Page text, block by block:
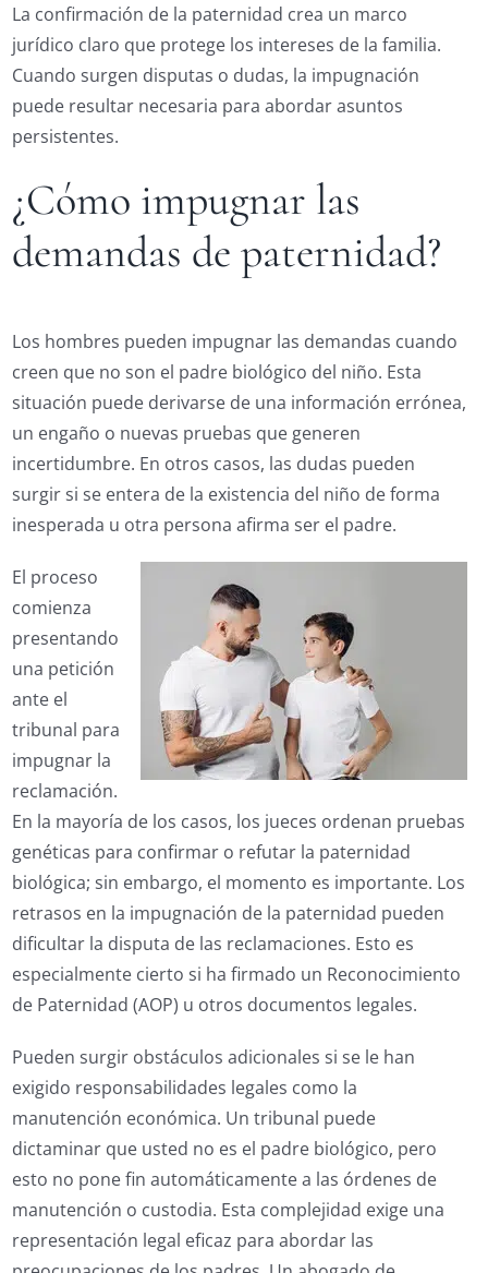
La confirmación de la paternidad crea un marco
jurídico claro que protege los intereses de la familia.
Cuando surgen disputas o dudas, la impugnación
puede resultar necesaria para abordar asuntos
persistentes.
¿Cómo impugnar las
demandas de paternidad?
Los hombres pueden impugnar las demandas cuando
creen que no son el padre biológico del niño. Esta
situación puede derivarse de una información errónea,
un engaño o nuevas pruebas que generen
incertidumbre. En otros casos, las dudas pueden
surgir si se entera de la existencia del niño de forma
inesperada u otra persona afirma ser el padre.
El proceso
comienza
presentando
una petición
ante el
tribunal para
impugnar la
reclamación.
En la mayoría de los casos, los jueces ordenan pruebas
genéticas para confirmar o refutar la paternidad
biológica; sin embargo, el momento es importante. Los
retrasos en la impugnación de la paternidad pueden
dificultar la disputa de las reclamaciones. Esto es
especialmente cierto si ha firmado un Reconocimiento
de Paternidad (AOP) u otros documentos legales.
Pueden surgir obstáculos adicionales si se le han
exigido responsabilidades legales como la
manutención económica. Un tribunal puede
dictaminar que usted no es el padre biológico, pero
esto no pone fin automáticamente a las órdenes de
manutención o custodia. Esta complejidad exige una
representación legal eficaz para abordar las